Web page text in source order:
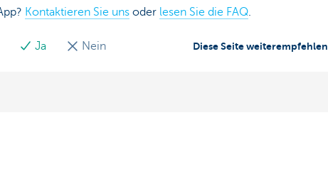
Kontaktieren Sie uns oder lesen Sie die FAQ.
Ja Nein Diese Seite weiterempfehlen